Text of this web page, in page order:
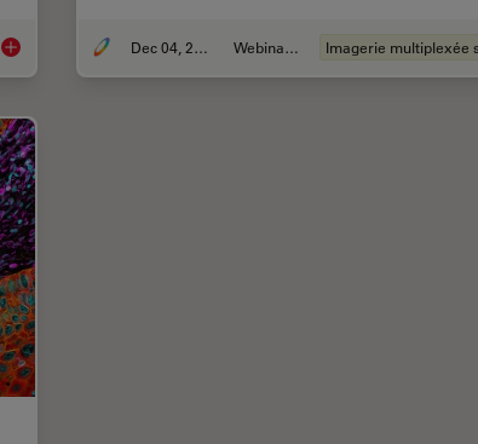
Notable AI-based Solutions for Phenotypic Drug Screening
Dec 04, 2023 Webinaire